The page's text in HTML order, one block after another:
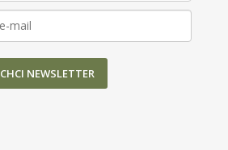
CHCI NEWSLETTER